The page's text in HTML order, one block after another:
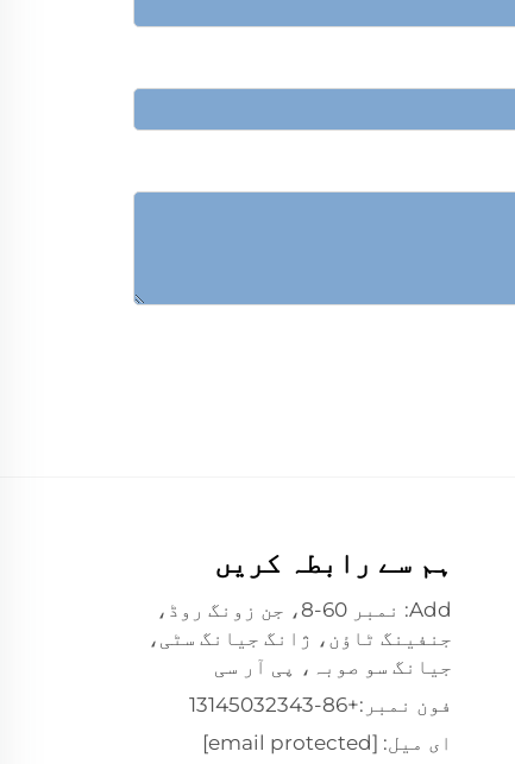
ہم سے رابطہ کریں
Add: نمبر 60-8، جن زونگ روڈ،
جنفینگ ٹاؤن، ژانگ جیانگ سٹی،
جیانگ سو صوبہ، پی آر سی
فون نمبر:+86-13145032343
ای میل: [email protected]